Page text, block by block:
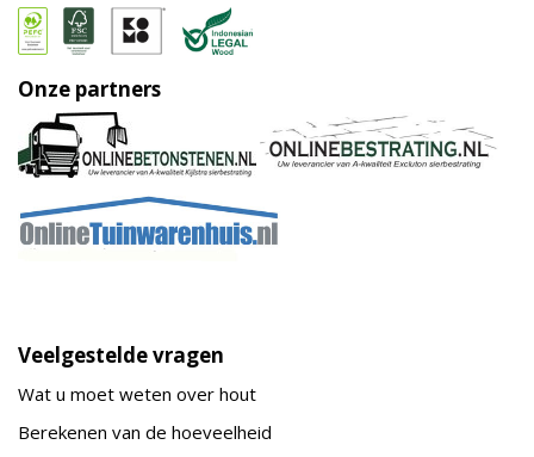
Onze partners
Veelgestelde vragen
Wat u moet weten over hout
Berekenen van de hoeveelheid